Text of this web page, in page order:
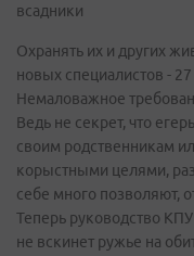
всадники
Охранять их и других
новых специалистов -
Немаловажное
Ведь не секрет, что
своим родственникам
корыстными целями,
себе много позволяют,
Теперь руководство
не вскинет ружье на